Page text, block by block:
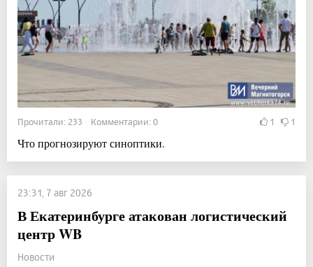
Прочитали: 233 Комментарии: 0 1 1
Что прогнозируют синоптики.
23:31, 7 авг 2026
В Екатеринбурге атакован логистический
центр WB
Новости